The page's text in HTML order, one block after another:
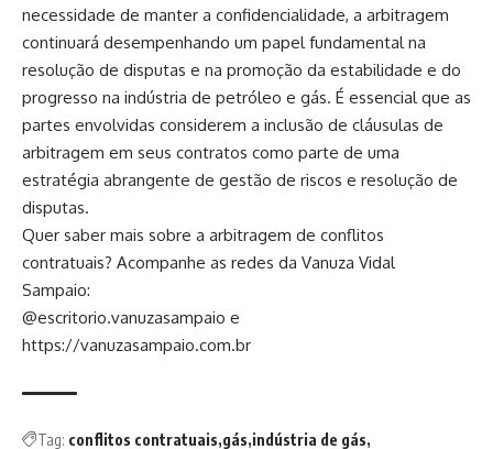
necessidade de manter a confidencialidade, a arbitragem
continuará desempenhando um papel fundamental na
resolução de disputas e na promoção da estabilidade e do
progresso na indústria de petróleo e gás. É essencial que as
partes envolvidas considerem a inclusão de cláusulas de
arbitragem em seus contratos como parte de uma
estratégia abrangente de gestão de riscos e resolução de
disputas.
Quer saber mais sobre a arbitragem de conflitos
contratuais? Acompanhe as redes da Vanuza Vidal
Sampaio:
@escritorio.vanuzasampaio e
https://vanuzasampaio.com.br
Tag: conflitos contratuais gás indústria de gás